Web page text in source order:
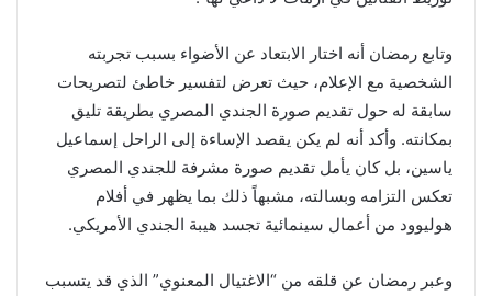
وتابع رمضان أنه اختار الابتعاد عن الأضواء بسبب تجربته
الشخصية مع الإعلام، حيث تعرض لتفسير خاطئ لتصريحات
سابقة له حول تقديم صورة الجندي المصري بطريقة تليق
بمكانته. وأكد أنه لم يكن يقصد الإساءة إلى الراحل إسماعيل
ياسين، بل كان يأمل تقديم صورة مشرفة للجندي المصري
تعكس التزامه وبسالته، مشبهاً ذلك بما يظهر في أفلام
هوليوود من أعمال سينمائية تجسد هيبة الجندي الأمريكي.
وعبر رمضان عن قلقه من “الاغتيال المعنوي” الذي قد يتسبب